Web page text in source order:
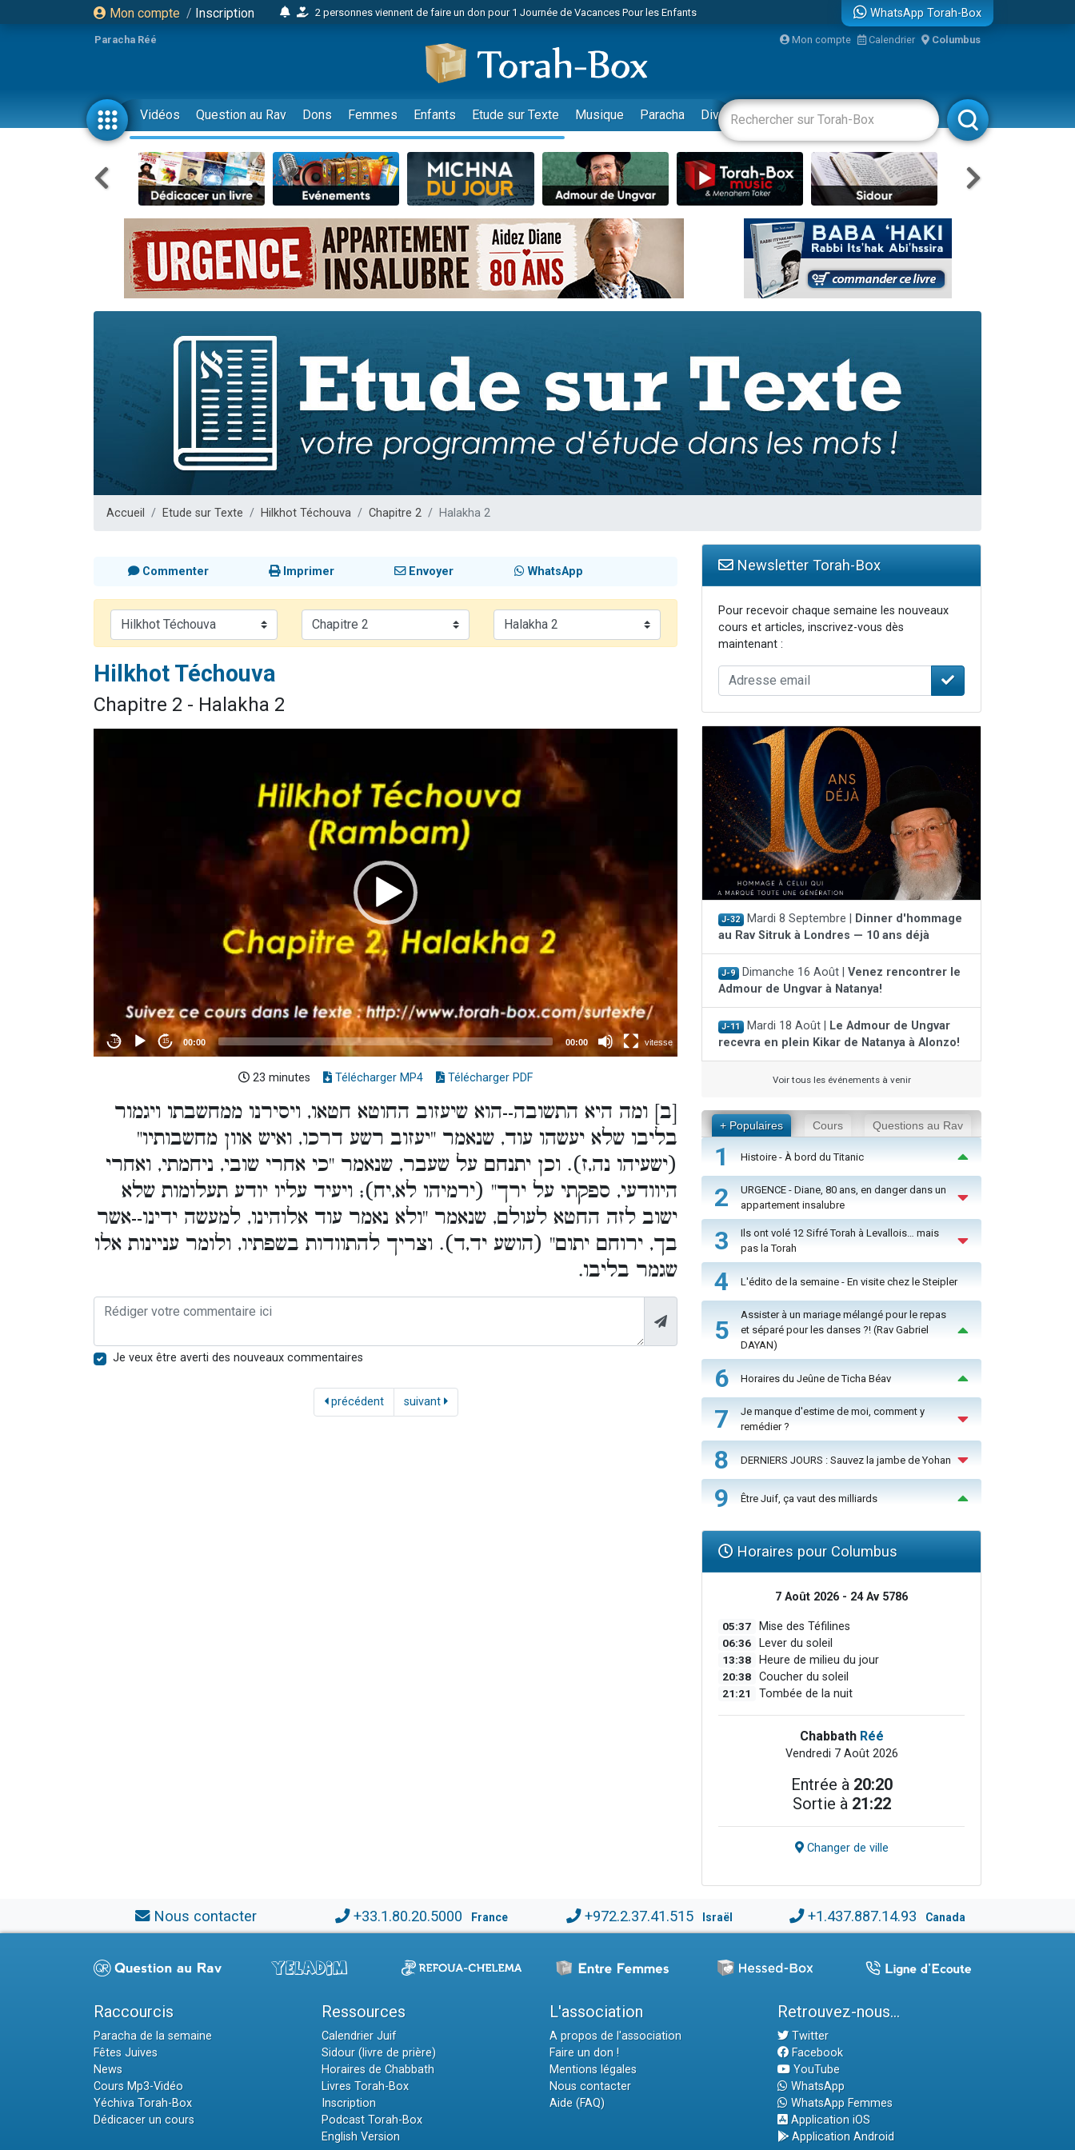
Mon compte / Inscription
2 personnes viennent de faire un don pour 1 Journée de Vacances Pour les Enfants
4 personnes viennent de nous rejoindre sur WhatsApp
Il reste 49 places pour étudier en groupe sur Zoom
23 personnes viennent de faire un don pour Diane, 80 ans, dans un appartement insalubre
Eva vient de donner son Maasser
4 personnes viennent de nous rejoindre sur WhatsApp
3 personnes viennent de nous rejoindre sur WhatsApp
3 personnes viennent de faire un don pour 5 jours de vacances aux Orphelins
Odaya vient de donner son Maasser
2 personnes viennent de nous rejoindre sur WhatsApp
13 personnes viennent de demander une bénédiction
12 nouvelles musiques dans Torah-Box Music
3 personnes viennent de nous rejoindre sur WhatsApp
2 personnes viennent de nous rejoindre sur WhatsApp
3 personnes viennent de nous rejoindre sur WhatsApp
2 nouvelles musiques dans Torah-Box Music
4 personnes viennent de faire un don pour Reloger Rivka, 6 enfants, victime de violences...
WhatsApp Torah-Box
Paracha Réé Mon compte Calendrier Columbus
Vidéos Question au Rav Dons Femmes Enfants Etude sur Texte Musique Paracha Divertissements Livres Rabbanim
Accueil Etude sur Texte Hilkhot Téchouva Chapitre 2 Halakha 2
Commenter Imprimer Envoyer WhatsApp
Hilkhot Téchouva
Chapitre 2 - Halakha 2
23 minutes Télécharger MP4 Télécharger PDF
[ב] ומה היא התשובה--הוא שיעזוב החוטא חטאו, ויסירנו ממחשבתו ויגמור
בליבו שלא יעשהו עוד, שנאמר "יעזוב רשע דרכו, ואיש אוון מחשבותיו"
(ישעיהו נה,ז). וכן יתנחם על שעבר, שנאמר "כי אחרי שובי, ניחמתי, ואחרי
היוודעי, ספקתי על ירך" (ירמיהו לא,יח); ויעיד עליו יודע תעלומות שלא
ישוב לזה החטא לעולם, שנאמר "ולא נאמר עוד אלוהינו, למעשה ידינו--אשר
בך, ירוחם יתום" (הושע יד,ד). וצריך להתוודות בשפתיו, ולומר עניינות אלו
שגמר בליבו.
Je veux être averti des nouveaux commentaires
précédent suivant
Newsletter Torah-Box
Pour recevoir chaque semaine les nouveaux
cours et articles, inscrivez-vous dès
maintenant :
J-32 Mardi 8 Septembre |
Dinner d'hommage
au Rav Sitruk à Londres — 10 ans déjà
J-9 Dimanche 16 Août | Venez rencontrer le
Admour de Ungvar à Natanya!
J-11 Mardi 18 Août |
Le Admour de Ungvar
recevra en plein Kikar de Natanya à Alonzo!
Voir tous les événements à venir
+ Populaires Cours Questions au Rav
1 Histoire - À bord du Titanic
2
URGENCE - Diane, 80 ans, en danger dans un
appartement insalubre
3
Ils ont volé 12 Sifré Torah à Levallois… mais
pas la Torah
4 L'édito de la semaine - En visite chez le Steipler
5
Assister à un mariage mélangé pour le repas
et séparé pour les danses ?! (Rav Gabriel
DAYAN)
6 Horaires du Jeûne de Ticha Béav
7
Je manque d'estime de moi, comment y
remédier ?
8 DERNIERS JOURS : Sauvez la jambe de Yohan
9 Être Juif, ça vaut des milliards
Horaires pour Columbus
7 Août 2026 - 24 Av 5786
05:37 Mise des Téfilines
06:36 Lever du soleil
13:38 Heure de milieu du jour
20:38 Coucher du soleil
21:21 Tombée de la nuit
Chabbath Réé
Vendredi 7 Août 2026
Entrée à 20:20
Sortie à 21:22
Changer de ville
Nous contacter +33.1.80.20.5000 France +972.2.37.41.515 Israël +1.437.887.14.93 Canada
Raccourcis
Paracha de la semaine
Fêtes Juives
News
Cours Mp3-Vidéo
Yéchiva Torah-Box
Dédicacer un cours
Ressources
Calendrier Juif
Sidour (livre de prière)
Horaires de Chabbath
Livres Torah-Box
Inscription
Podcast Torah-Box
English Version
L'association
A propos de l'association
Faire un don !
Mentions légales
Nous contacter
Aide (FAQ)
Retrouvez-nous...
Twitter
Facebook
YouTube
WhatsApp
WhatsApp Femmes
Application iOS
Application Android